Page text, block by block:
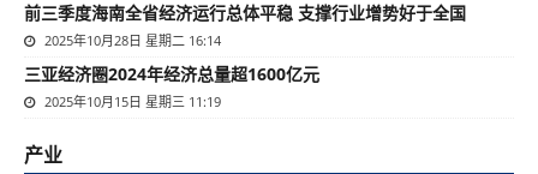
前三季度海南全省经济运行总体平稳 支撑行业增势好于全国
2025年10月28日 星期二 16:14
三亚经济圈2024年经济总量超1600亿元
2025年10月15日 星期三 11:19
产业